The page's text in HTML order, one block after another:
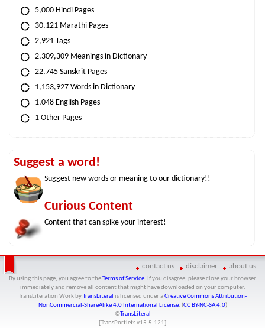
5,000 Hindi Pages
30,121 Marathi Pages
2,921 Tags
2,309,309 Meanings in Dictionary
22,745 Sanskrit Pages
1,153,927 Words in Dictionary
1,048 English Pages
1 Other Pages
Suggest a word!
Suggest new words or meaning to our dictionary!!
Curious Content
Content that can spike your interest!
contact us disclaimer about us
By using this page, you agree to theTerms of Service. If you disagree, please close your browser
immediately and remove all content that might have downloaded on your computer.
TransLiteration Work byTransLiteral is licensed under aCreative Commons Attribution-
NonCommercial-ShareAlike 4.0 International License. (CC BY-NC-SA 4.0)
©TransLiteral
[TransPortlets v15.5.121]